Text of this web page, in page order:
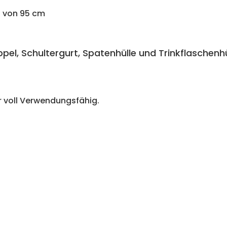
95 cm
Schultergurt, Spatenhülle und
voll Verwendungsfähig.